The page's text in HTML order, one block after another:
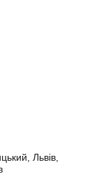
Львів,